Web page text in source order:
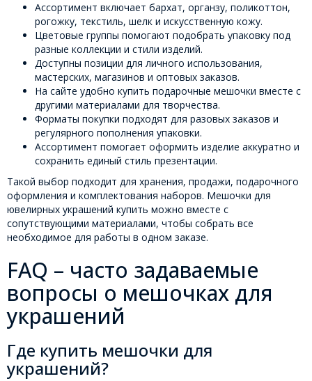
Ассортимент включает бархат, органзу, поликоттон,
рогожку, текстиль, шелк и искусственную кожу.
Цветовые группы помогают подобрать упаковку под
разные коллекции и стили изделий.
Доступны позиции для личного использования,
мастерских, магазинов и оптовых заказов.
На сайте удобно купить подарочные мешочки вместе с
другими материалами для творчества.
Форматы покупки подходят для разовых заказов и
регулярного пополнения упаковки.
Ассортимент помогает оформить изделие аккуратно и
сохранить единый стиль презентации.
Такой выбор подходит для хранения, продажи, подарочного
оформления и комплектования наборов. Мешочки для
ювелирных украшений купить можно вместе с
сопутствующими материалами, чтобы собрать все
необходимое для работы в одном заказе.
FAQ – часто задаваемые
вопросы о мешочках для
украшений
Где купить мешочки для
украшений?